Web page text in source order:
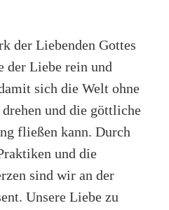
der Liebenden Gottes
der Liebe rein und
sich die Welt ohne
und die göttliche
fließen kann. Durch
und die
sind wir an der
Unsere Liebe zu